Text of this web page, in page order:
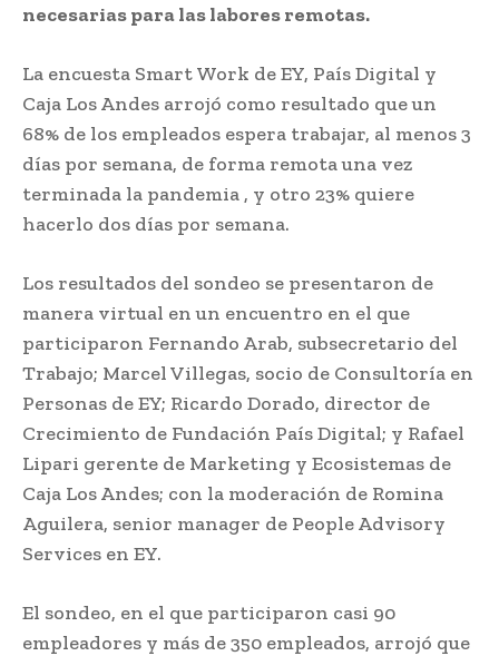
necesarias para las labores remotas.
La encuesta Smart Work de EY, País Digital y
Caja Los Andes arrojó como resultado que un
68% de los empleados espera trabajar, al menos 3
días por semana, de forma remota una vez
terminada la pandemia , y otro 23% quiere
hacerlo dos días por semana.
Los resultados del sondeo se presentaron de
manera virtual en un encuentro en el que
participaron Fernando Arab, subsecretario del
Trabajo; Marcel Villegas, socio de Consultoría en
Personas de EY; Ricardo Dorado, director de
Crecimiento de Fundación País Digital; y Rafael
Lipari gerente de Marketing y Ecosistemas de
Caja Los Andes; con la moderación de Romina
Aguilera, senior manager de People Advisory
Services en EY.
El sondeo, en el que participaron casi 90
empleadores y más de 350 empleados, arrojó que